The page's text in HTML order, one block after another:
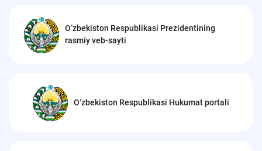
O‘zbekiston Respublikasi Prezidentining
rasmiy veb-sayti
O‘zbekiston Respublikasi Hukumat portali